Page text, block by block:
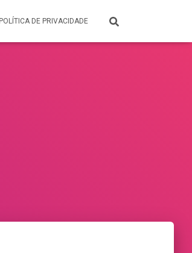
POLÍTICA DE PRIVACIDADE